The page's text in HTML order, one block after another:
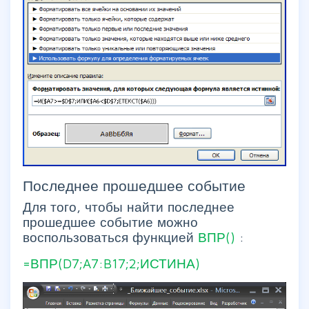
Последнее прошедшее событие
Для того, чтобы найти последнее
прошедшее событие можно
воспользоваться функцией ВПР() :
=ВПР(D7;A7:B17;2;ИСТИНА)